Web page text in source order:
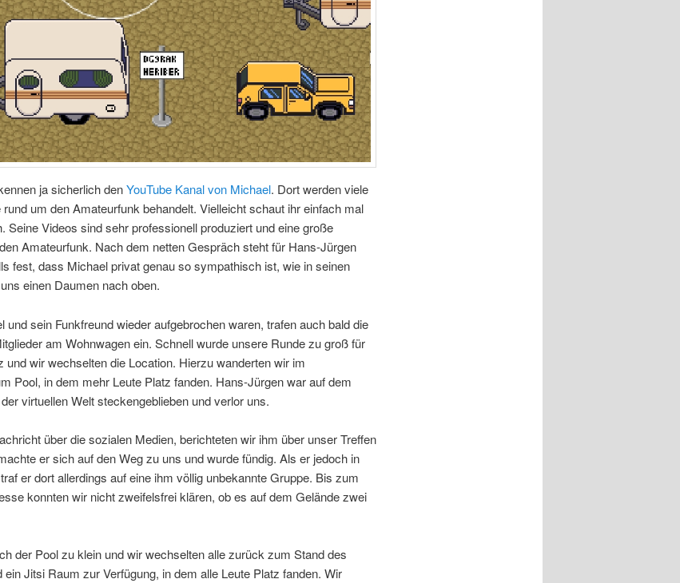
ja sicherlich denYouTube Kanal von Michael. Dort werden viele
um den Amateurfunk behandelt. Vielleicht schaut ihr einfach mal
Seine Videos sind sehr professionell produziert und eine große
Amateurfunk. Nach dem netten Gespräch steht für Hans-Jürgen
fest, dass Michael privat genau so sympathisch ist, wie in seinen
einen Daumen nach oben.
und sein Funkfreund wieder aufgebrochen waren, trafen auch bald die
am Wohnwagen ein. Schnell wurde unsere Runde zu groß für
und wir wechselten die Location. Hierzu wanderten wir im
Pool, in dem mehr Leute Platz fanden. Hans-Jürgen war auf dem
virtuellen Welt steckengeblieben und verlor uns.
über die sozialen Medien, berichteten wir ihm über unser Treffen
er sich auf den Weg zu uns und wurde fündig. Als er jedoch in
er dort allerdings auf eine ihm völlig unbekannte Gruppe. Bis zum
konnten wir nicht zweifelsfrei klären, ob es auf dem Gelände zwei
der Pool zu klein und wir wechselten alle zurück zum Stand des
Jitsi Raum zur Verfügung, in dem alle Leute Platz fanden. Wir